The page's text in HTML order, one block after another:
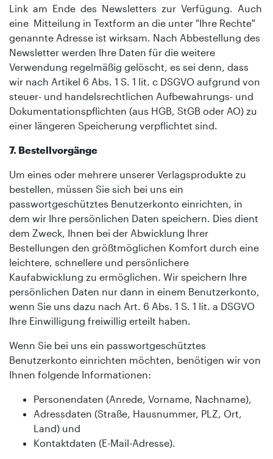
Link am Ende des Newsletters zur Verfügung. Auch
eine Mitteilung in Textform an die unter "Ihre Rechte"
genannte Adresse ist wirksam. Nach Abbestellung des
Newsletter werden Ihre Daten für die weitere
Verwendung regelmäßig gelöscht, es sei denn, dass
wir nach Artikel 6 Abs. 1 S. 1 lit. c DSGVO aufgrund von
steuer- und handelsrechtlichen Aufbewahrungs- und
Dokumentationspflichten (aus HGB, StGB oder AO) zu
einer längeren Speicherung verpflichtet sind.
7. Bestellvorgänge
Um eines oder mehrere unserer Verlagsprodukte zu
bestellen, müssen Sie sich bei uns ein
passwortgeschütztes Benutzerkonto einrichten, in
dem wir Ihre persönlichen Daten speichern. Dies dient
dem Zweck, Ihnen bei der Abwicklung Ihrer
Bestellungen den größtmöglichen Komfort durch eine
leichtere, schnellere und persönlichere
Kaufabwicklung zu ermöglichen. Wir speichern Ihre
persönlichen Daten nur dann in einem Benutzerkonto,
wenn Sie uns dazu nach Art. 6 Abs. 1 S. 1 lit. a DSGVO
Ihre Einwilligung freiwillig erteilt haben.
Wenn Sie bei uns ein passwortgeschütztes
Benutzerkonto einrichten möchten, benötigen wir von
Ihnen folgende Informationen:
Personendaten (Anrede, Vorname, Nachname),
Adressdaten (Straße, Hausnummer, PLZ, Ort,
Land) und
Kontaktdaten (E-Mail-Adresse).